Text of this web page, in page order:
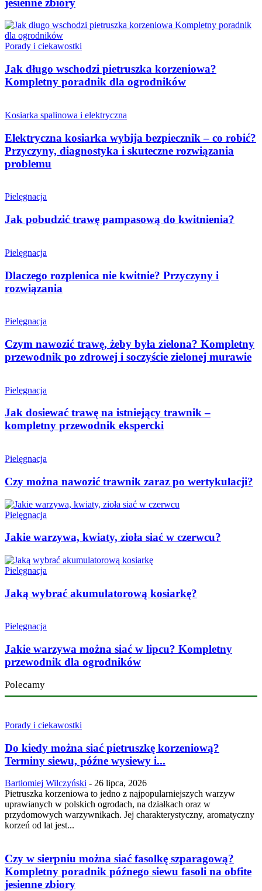
jesienne zbiory
Porady i ciekawostki
Jak długo wschodzi pietruszka korzeniowa?
Kompletny poradnik dla ogrodników
Kosiarka spalinowa i elektryczna
Elektryczna kosiarka wybija bezpiecznik – co robić?
Przyczyny, diagnostyka i skuteczne rozwiązania
problemu
Pielęgnacja
Jak pobudzić trawę pampasową do kwitnienia?
Pielęgnacja
Dlaczego rozplenica nie kwitnie? Przyczyny i
rozwiązania
Pielęgnacja
Czym nawozić trawę, żeby była zielona? Kompletny
przewodnik po zdrowej i soczyście zielonej murawie
Pielęgnacja
Jak dosiewać trawę na istniejący trawnik –
kompletny przewodnik ekspercki
Pielęgnacja
Czy można nawozić trawnik zaraz po wertykulacji?
Pielęgnacja
Jakie warzywa, kwiaty, zioła siać w czerwcu?
Pielęgnacja
Jaką wybrać akumulatorową kosiarkę?
Pielęgnacja
Jakie warzywa można siać w lipcu? Kompletny
przewodnik dla ogrodników
Polecamy
Porady i ciekawostki
Do kiedy można siać pietruszkę korzeniową?
Terminy siewu, późne wysiewy i...
Bartłomiej Wilczyński - 26 lipca, 2026
Pietruszka korzeniowa to jedno z najpopularniejszych warzyw
uprawianych w polskich ogrodach, na działkach oraz w
przydomowych warzywnikach. Jej charakterystyczny, aromatyczny
korzeń od lat jest...
Czy w sierpniu można siać fasolkę szparagową?
Kompletny poradnik późnego siewu fasoli na obfite
jesienne zbiory